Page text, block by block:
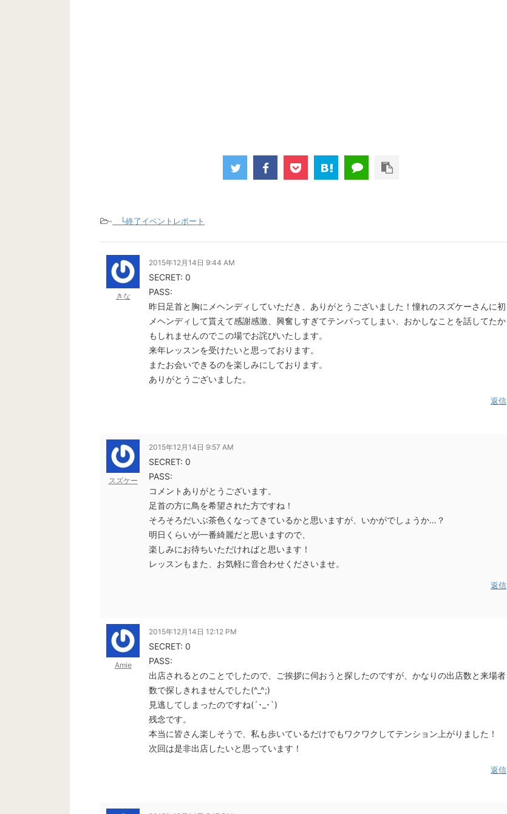
- └終了イベントレポート
きな
2015年12月14日 9:44 AM
SECRET: 0
PASS:
昨日足首と胸にメヘンディしていただき、ありがとうございました！憧れのスズケーさんに初
メヘンディして貰えて感謝感激、興奮しすぎてテンパってしまい、おかしなことを話してたか
もしれませんのでこの場でお詫びいたします。
来年レッスンを受けたいと思っております。
またお会いできるのを楽しみにしております。
ありがとうございました。
返信
スズケー
2015年12月14日 9:57 AM
SECRET: 0
PASS:
コメントありがとうございます。
足首の方に鳥を希望された方ですね！
そろそろだいぶ茶色くなってきているかと思いますが、いかがでしょうか…？
明日くらいが一番綺麗だと思いますので、
楽しみにお待ちいただければと思います！
レッスンもまた、お気軽に音合わせくださいませ。
返信
Amie
2015年12月14日 12:12 PM
SECRET: 0
PASS:
出店されるとのことでしたので、ご挨拶に伺おうと探したのですが、かなりの出店数と来場者
数で探しきれませんでした(^_^;)
見逃してしまったのですね(´･_･`)
残念です。
本当に皆さん楽しそうで、私も歩いているだけでもワクワクしてテンション上がりました！
次回は是非出店したいと思っています！
返信